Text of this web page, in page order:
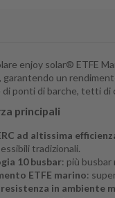
enjoy solar® ETFE
garantendo un
ponti di barche, tetti di
principali
ad altissima
tradizionali.
10 busbar: più
ETFE marino:
in ambiente